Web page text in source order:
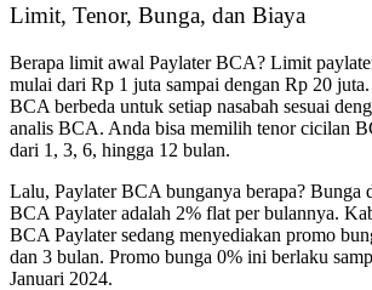
Limit, Tenor, Bunga, dan Biaya
Berapa limit awal Paylater BCA? Limit
mulai dari Rp 1 juta sampai dengan Rp 20
BCA berbeda untuk setiap nasabah sesuai
analis BCA. Anda bisa memilih tenor cicilan
dari 1, 3, 6, hingga 12 bulan.
Lalu, Paylater BCA bunganya berapa? Bunga
BCA Paylater adalah 2% flat per bulannya.
BCA Paylater sedang menyediakan promo
dan 3 bulan. Promo bunga 0% ini berlaku
Januari 2024.